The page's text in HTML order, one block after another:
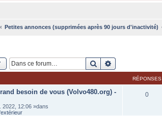
Petites annonces (supprimées après 90 jours d'inactivité)
Rechercher
RÉPONSES
besoin de vous (Volvo480.org) -
2022, 12:06 »dans
0